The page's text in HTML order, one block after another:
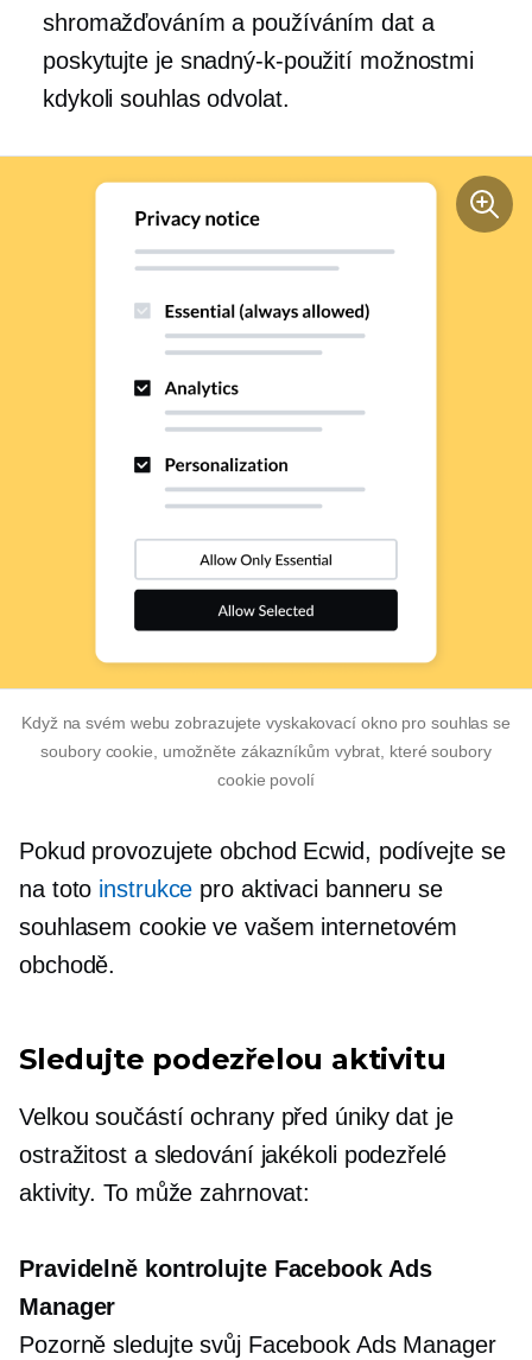
shromažďováním a používáním dat a
poskytujte je snadný-k-použití možnostmi
kdykoli souhlas odvolat.
Když na svém webu zobrazujete vyskakovací okno pro souhlas se
soubory cookie, umožněte zákazníkům vybrat, které soubory
cookie povolí
Pokud provozujete obchod Ecwid, podívejte se
na toto instrukce pro aktivaci banneru se
souhlasem cookie ve vašem internetovém
obchodě.
Sledujte podezřelou aktivitu
Velkou součástí ochrany před úniky dat je
ostražitost a sledování jakékoli podezřelé
aktivity. To může zahrnovat:
Pravidelně kontrolujte Facebook Ads
Manager
Pozorně sledujte svůj Facebook Ads Manager